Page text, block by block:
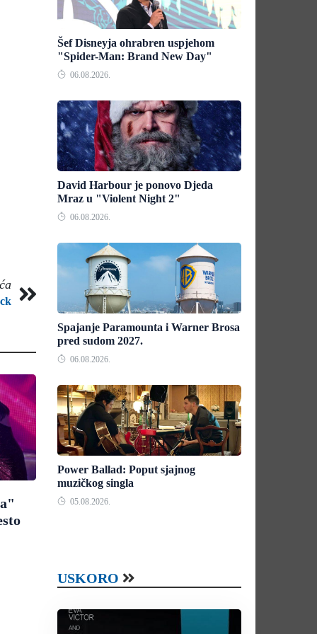
Šef Disneyja ohrabren uspjehom
"Spider-Man: Brand New Day"
06.08.2026.
David Harbour je ponovo Djeda
Mraz u "Violent Night 2"
06.08.2026.
Spajanje Paramounta i Warner Brosa
pred sudom 2027.
06.08.2026.
Power Ballad: Poput sjajnog
muzičkog singla
05.08.2026.
USKORO